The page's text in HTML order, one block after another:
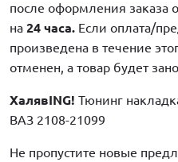
после оформления заказа
на 24 часа. Если оплата/
произведена в течение
отменен, а товар будет
ХалявING! Тюнинг
ВАЗ 2108-21099
Не пропустите новые